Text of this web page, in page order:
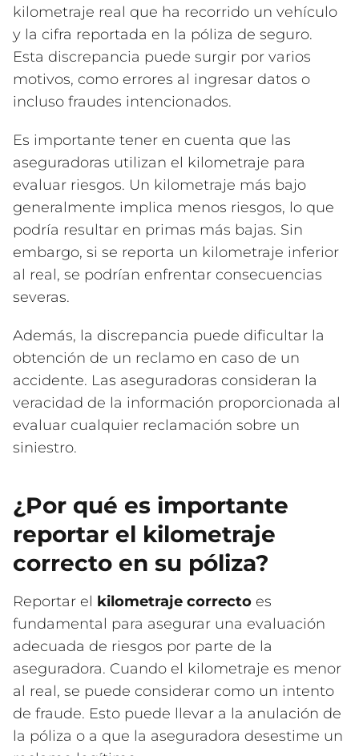
kilometraje real que ha recorrido un vehículo
y la cifra reportada en la póliza de seguro.
Esta discrepancia puede surgir por varios
motivos, como errores al ingresar datos o
incluso fraudes intencionados.
Es importante tener en cuenta que las
aseguradoras utilizan el kilometraje para
evaluar riesgos. Un kilometraje más bajo
generalmente implica menos riesgos, lo que
podría resultar en primas más bajas. Sin
embargo, si se reporta un kilometraje inferior
al real, se podrían enfrentar consecuencias
severas.
Además, la discrepancia puede dificultar la
obtención de un reclamo en caso de un
accidente. Las aseguradoras consideran la
veracidad de la información proporcionada al
evaluar cualquier reclamación sobre un
siniestro.
¿Por qué es importante
reportar el kilometraje
correcto en su póliza?
Reportar el kilometraje correcto es
fundamental para asegurar una evaluación
adecuada de riesgos por parte de la
aseguradora. Cuando el kilometraje es menor
al real, se puede considerar como un intento
de fraude. Esto puede llevar a la anulación de
la póliza o a que la aseguradora desestime un